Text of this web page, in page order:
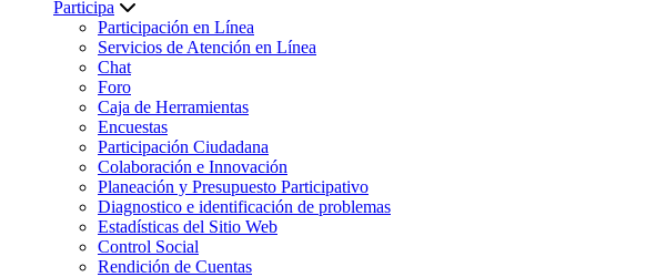
Participa
Participación en Línea
Servicios de Atención en Línea
Chat
Foro
Caja de Herramientas
Encuestas
Participación Ciudadana
Colaboración e Innovación
Planeación y Presupuesto Participativo
Diagnostico e identificación de problemas
Estadísticas del Sitio Web
Control Social
Rendición de Cuentas